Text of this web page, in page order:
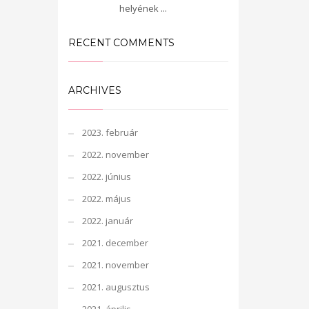
helyének ...
RECENT COMMENTS
ARCHIVES
2023. február
2022. november
2022. június
2022. május
2022. január
2021. december
2021. november
2021. augusztus